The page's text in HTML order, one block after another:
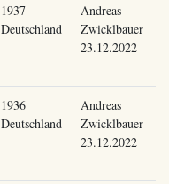
1937
Deutschland
Andreas
Zwicklbauer
23.12.2022
1936
Deutschland
Andreas
Zwicklbauer
23.12.2022